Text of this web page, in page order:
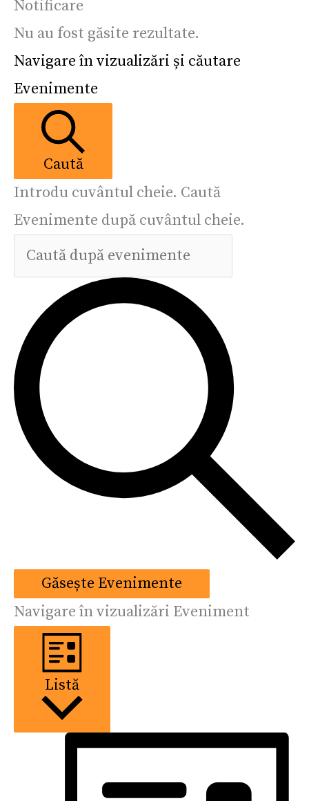
Notificare
Nu au fost găsite rezultate.
Navigare în vizualizări și căutare
Evenimente
Caută
Introdu cuvântul cheie. Caută
Evenimente după cuvântul cheie.
Găsește Evenimente
Navigare în vizualizări Eveniment
Listă